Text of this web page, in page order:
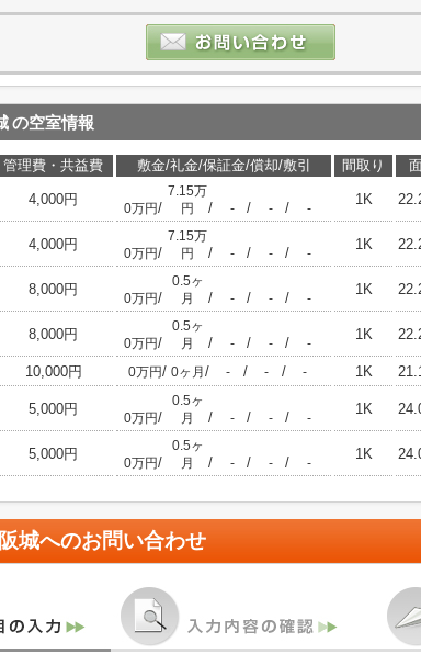
の空室情報
管理費・共益費 敷金/礼金/保証金/償却/敷引 間取り
4,000円
0万円/
7.15万
円
/ - / - / -
1K
4,000円
0万円/
7.15万
円
/ - / - / -
1K
8,000円
0万円/
0.5ヶ
月
/ - / - / -
1K
8,000円
0万円/
0.5ヶ
月
/ - / - / -
1K
10,000円 0万円/ 0ヶ月 / - / - / - 1K
5,000円
0万円/
0.5ヶ
月
/ - / - / -
1K
5,000円
0万円/
0.5ヶ
月
/ - / - / -
1K
城へのお問い合わせ